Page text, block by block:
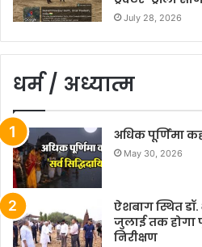
July 28, 2026
धर्म / अध्यात्म
अधिक पूर्णिमा
May 30, 2026
ऐशबाग स्थित
जुलाई तक होगा
निरीक्षण